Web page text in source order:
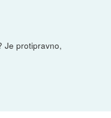
Je protipravno,